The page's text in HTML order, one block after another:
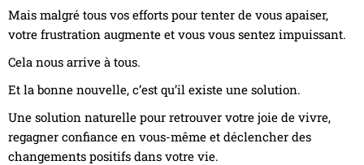
Mais malgré tous vos efforts pour tenter de vous apaiser,
votre frustration augmente et vous vous sentez impuissant.
Cela nous arrive à tous.
Et la bonne nouvelle, c’est qu’il existe une solution.
Une solution naturelle pour retrouver votre joie de vivre,
regagner confiance en vous-même et déclencher des
changements positifs dans votre vie.